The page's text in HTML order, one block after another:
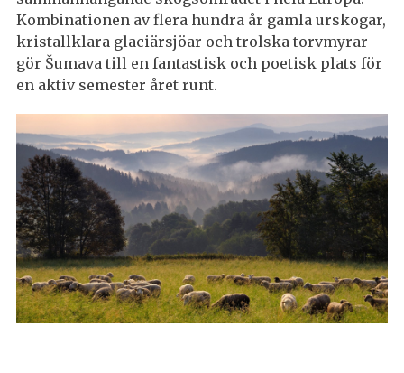
Kombinationen av flera hundra år gamla urskogar,
kristallklara glaciärsjöar och trolska torvmyrar
gör Šumava till en fantastisk och poetisk plats för
en aktiv semester året runt.